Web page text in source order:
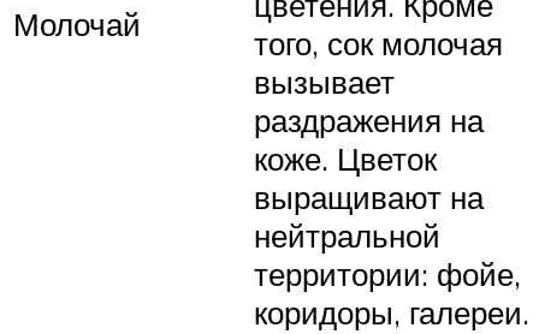
Молочай
того, сок молочая
вызывает
раздражения на
коже. Цветок
выращивают на
нейтральной
территории: фойе,
коридоры, галереи.